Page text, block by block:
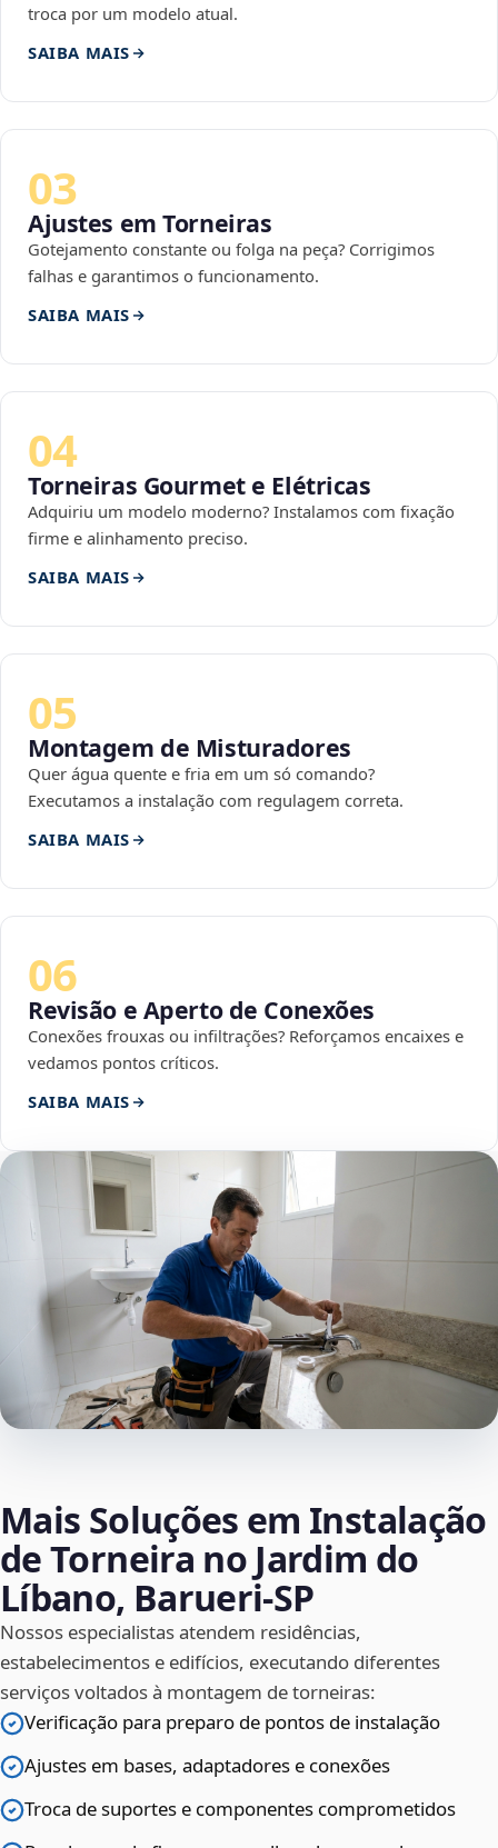
troca por um modelo atual.
SAIBA MAIS
03
Ajustes em Torneiras
Gotejamento constante ou folga na peça? Corrigimos
falhas e garantimos o funcionamento.
SAIBA MAIS
04
Torneiras Gourmet e Elétricas
Adquiriu um modelo moderno? Instalamos com fixação
firme e alinhamento preciso.
SAIBA MAIS
05
Montagem de Misturadores
Quer água quente e fria em um só comando?
Executamos a instalação com regulagem correta.
SAIBA MAIS
06
Revisão e Aperto de Conexões
Conexões frouxas ou infiltrações? Reforçamos encaixes e
vedamos pontos críticos.
SAIBA MAIS
Mais Soluções em Instalação
de Torneira no Jardim do
Líbano, Barueri‑SP
Nossos especialistas atendem residências,
estabelecimentos e edifícios, executando diferentes
serviços voltados à montagem de torneiras:
Verificação para preparo de pontos de instalação
Ajustes em bases, adaptadores e conexões
Troca de suportes e componentes comprometidos